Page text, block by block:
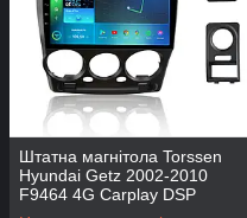
Штатна магнітола Torssen
Hyundai Getz 2002-2010
F9464 4G Carplay DSP